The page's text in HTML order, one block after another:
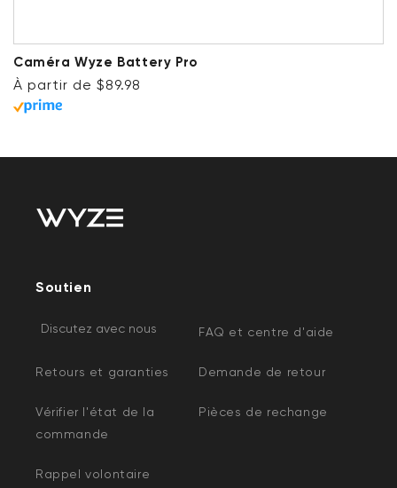
Caméra Wyze Battery Pro
Prix ​​régulier
À partir de $89.98
Soutien
Discutez avec nous FAQ et centre d'aide
Retours et garanties Demande de retour
Vérifier l'état de la
commande
Pièces de rechange
Rappel volontaire